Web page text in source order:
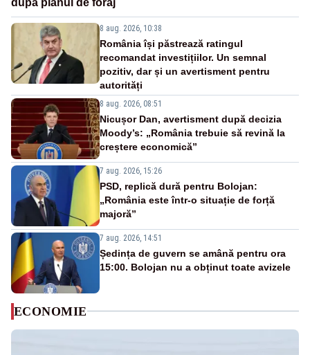
8 aug. 2026, 10:38
România își păstrează ratingul
recomandat investițiilor. Un semnal
pozitiv, dar și un avertisment pentru
autorități
8 aug. 2026, 08:51
Nicușor Dan, avertisment după decizia
Moody’s: „România trebuie să revină la
creștere economică”
7 aug. 2026, 15:26
PSD, replică dură pentru Bolojan:
„România este într-o situație de forță
majoră”
7 aug. 2026, 14:51
Ședința de guvern se amână pentru ora
15:00. Bolojan nu a obținut toate avizele
ECONOMIE